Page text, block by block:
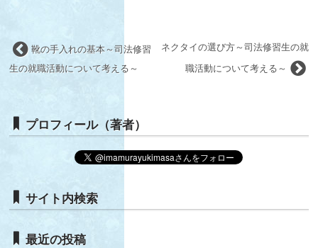
ネクタイの選び方～司法修習生の就
職活動について考える～
靴の手入れの基本～司法修習
生の就職活動について考える～
プロフィール（著者）
サイト内検索
最近の投稿